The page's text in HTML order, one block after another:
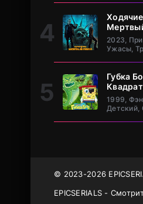
2023,
Ужасы,
Губка
1999,
Детский,
© 2023-2026
EPICSERIALS -